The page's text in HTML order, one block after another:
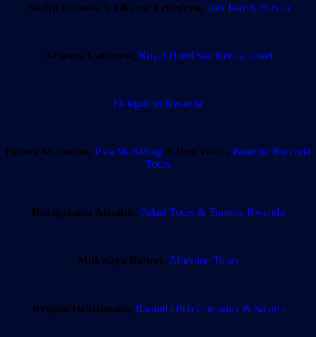
Nadya Ivanova & Oksana Lebedeva, Tari Travel, Russia
Arianna Canavese, Royal Hotel San Remo, Israel
Delegation Rwanda
Butera Masamba, Pata Marketing & Ron Waiss, Beautiul Rwanda
Tours
Rutagarama Aimable, Palast Tours & Travels, Rwanda
Mukwaya Robert, Albertine Tours
Reginal Hakizimana, Rwanda Eco Company & Safaris